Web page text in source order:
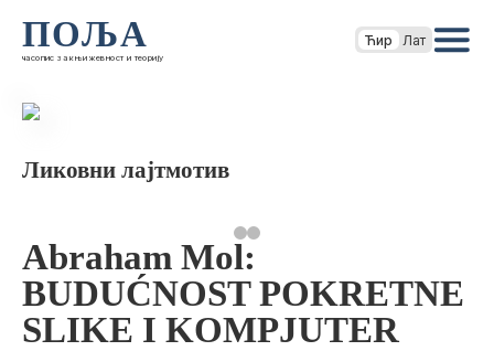
ПОЉА
часопис за књижевност и теорију
Ћир Лат
Ликовни лајтмотив
Abraham Mol:
BUDUĆNOST POKRETNE
SLIKE I KOMPJUTER